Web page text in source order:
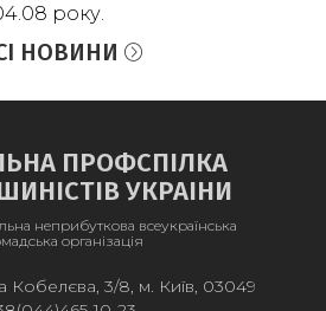
року.
НОВИНИ
ПРОФСПІЛКА
УКРАІНИ
неприбуткова всеукраїнська
організація
Кобелєва, 3/8, м. Київ, 03049